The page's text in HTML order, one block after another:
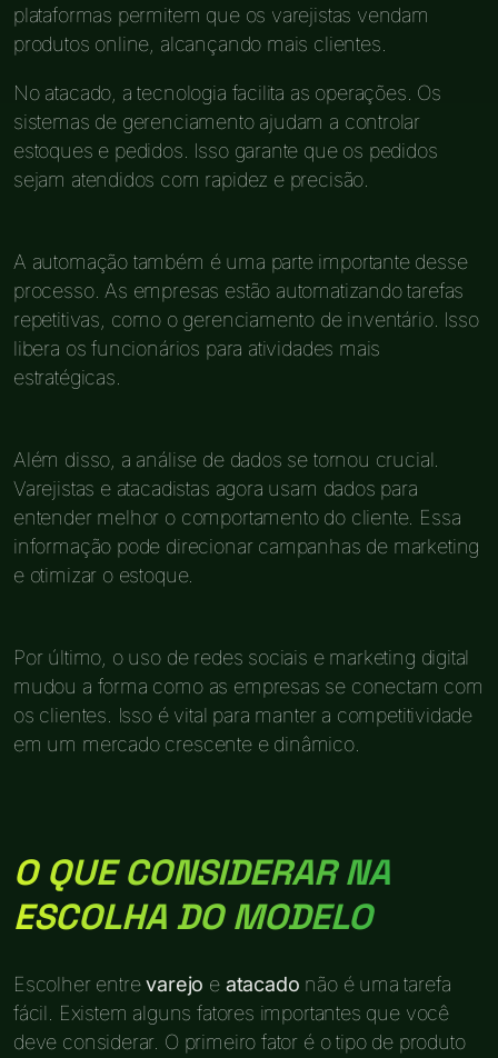
plataformas permitem que os varejistas vendam
produtos online, alcançando mais clientes.
No atacado, a tecnologia facilita as operações. Os
sistemas de gerenciamento ajudam a controlar
estoques e pedidos. Isso garante que os pedidos
sejam atendidos com rapidez e precisão.
A automação também é uma parte importante desse
processo. As empresas estão automatizando tarefas
repetitivas, como o gerenciamento de inventário. Isso
libera os funcionários para atividades mais
estratégicas.
Além disso, a análise de dados se tornou crucial.
Varejistas e atacadistas agora usam dados para
entender melhor o comportamento do cliente. Essa
informação pode direcionar campanhas de marketing
e otimizar o estoque.
Por último, o uso de redes sociais e marketing digital
mudou a forma como as empresas se conectam com
os clientes. Isso é vital para manter a competitividade
em um mercado crescente e dinâmico.
O QUE CONSIDERAR NA
ESCOLHA DO MODELO
Escolher entrevarejo e atacado não é uma tarefa
fácil. Existem alguns fatores importantes que você
deve considerar. O primeiro fator é o tipo de produto